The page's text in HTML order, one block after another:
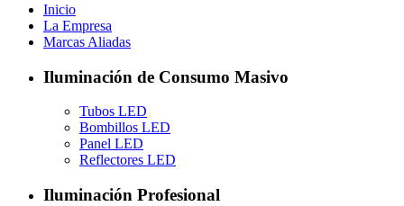
Inicio
La Empresa
Marcas Aliadas
Iluminación de Consumo Masivo
Tubos LED
Bombillos LED
Panel LED
Reflectores LED
Iluminación Profesional